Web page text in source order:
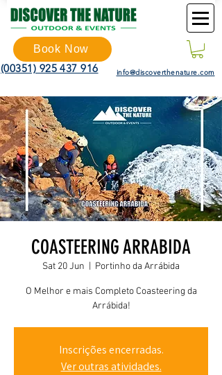
Book Now
(00351) 925 437 916 info@discoverthenature.com
COASTEERING ARRABIDA
Sat 20 Jun Portinho da Arrábida
O Melhor e mais Completo Coasteering da
Arrábida!
Inscrições encerradas.
Ver outras atividades.